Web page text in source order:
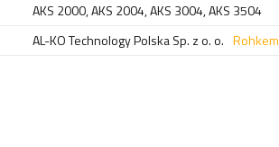
AKS 2000,AKS 2004,AKS 3004,AKS 3504
AL-KO Technology Polska Sp. z o. o. Rohkem